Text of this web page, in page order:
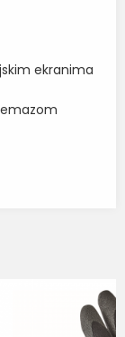
ekranima
OD